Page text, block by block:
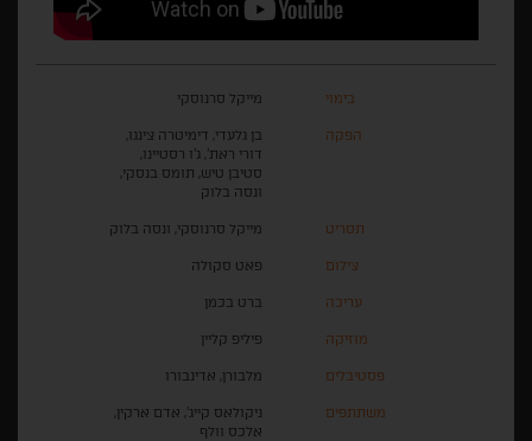
בימוי מייקל סרנוסקי
הפקה
בן גלעדי, דימיטרה צינגו,
דורי ראת', ג'ו רסטיינו,
סטיבן טיש, תומס בנסקי,
ונסה בלוק
תסריט מייקל סרנוסקי, ונסה בלוק
צילום פאט סקולה
עריכה ברט בכמן
מוזיקה פיליפ קליין
פסטיבלים מלבורן, אדינבורו
משתתפים
ניקולאס קייג', אדם ארקין,
אלכס וולף